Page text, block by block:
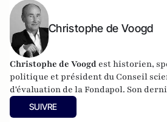
Christophe de Voogd
Christophe de Voogd est historien,
politique et président du Conseil
d'évaluation de la Fondapol. Son
est
Victoire populiste aux Pays-Bas,
paradigme européen
SUIVRE